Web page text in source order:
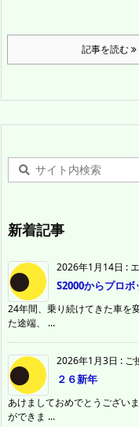
記事を読む
新着記事
2026年1月14日 :
S2000からプロ
24年間、乗り続けてきた車を
た途端、 ...
2026年1月3日 : ご
２６新年
あけましておめでとうござい
ができま ...